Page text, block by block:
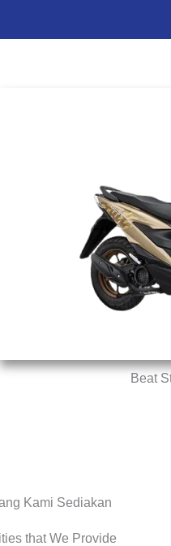
Beat
Kami Sediakan
that We Provide